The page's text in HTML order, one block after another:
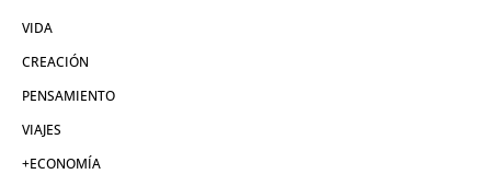
VIDA
CREACIÓN
PENSAMIENTO
VIAJES
+ECONOMÍA